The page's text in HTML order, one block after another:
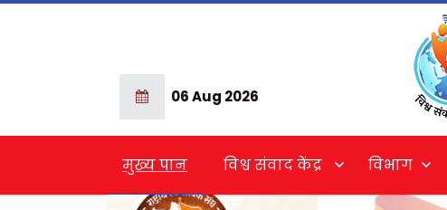
06 Aug 2026
मुख्य पान विश्व संवाद केंद्र विभाग